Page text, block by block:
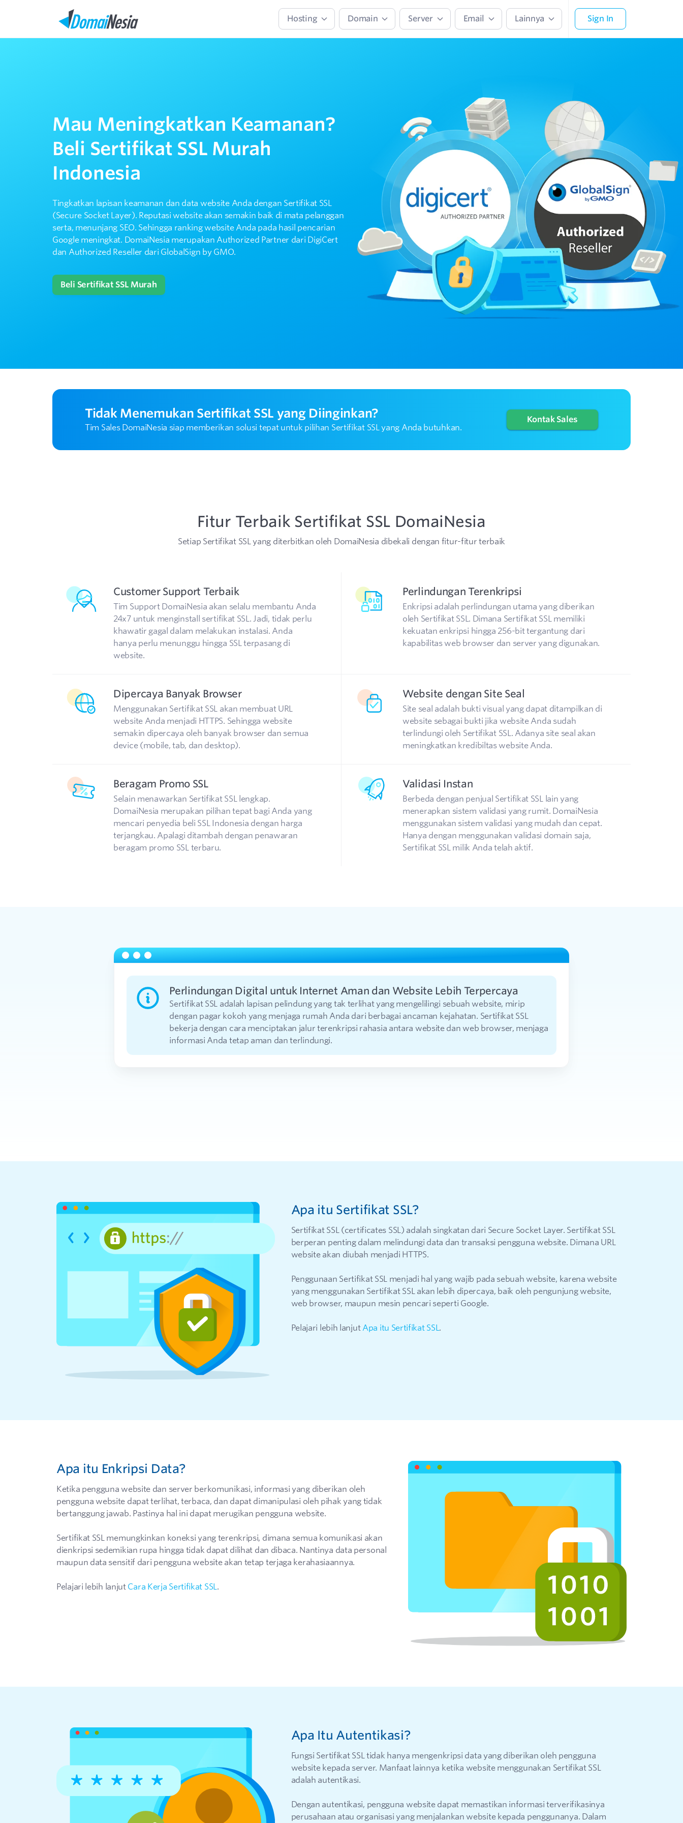
Hosting Domain Server Email Lainnya Sign In
Mau Meningkatkan Keamanan?
Beli Sertifikat SSL Murah
Indonesia
Tingkatkan lapisan keamanan dan data website Anda dengan Sertifikat SSL
(Secure Socket Layer). Reputasi website akan semakin baik di mata pelanggan
serta, menunjang SEO. Sehingga ranking website Anda pada hasil pencarian
Google meningkat. DomaiNesia merupakan Authorized Partner dari DigiCert
dan Authorized Reseller dari GlobalSign by GMO.
Beli Sertifikat SSL Murah
Tidak Menemukan Sertifikat SSL yang Diinginkan?
Tim Sales DomaiNesia siap memberikan solusi tepat untuk pilihan Sertifikat SSL yang Anda butuhkan.
Kontak Sales
Fitur Terbaik Sertifikat SSL DomaiNesia
Setiap Sertifikat SSL yang diterbitkan oleh DomaiNesia dibekali dengan fitur-fitur terbaik
Customer Support Terbaik
Tim Support DomaiNesia akan selalu membantu Anda
24x7 untuk menginstall sertifikat SSL. Jadi, tidak perlu
khawatir gagal dalam melakukan instalasi. Anda
hanya perlu menunggu hingga SSL terpasang di
website.
Perlindungan Terenkripsi
Enkripsi adalah perlindungan utama yang diberikan
oleh Sertifikat SSL. Dimana Sertifikat SSL memiliki
kekuatan enkripsi hingga 256-bit tergantung dari
kapabilitas web browser dan server yang digunakan.
Dipercaya Banyak Browser
Menggunakan Sertifikat SSL akan membuat URL
website Anda menjadi HTTPS. Sehingga website
semakin dipercaya oleh banyak browser dan semua
device (mobile, tab, dan desktop).
Website dengan Site Seal
Site seal adalah bukti visual yang dapat ditampilkan di
website sebagai bukti jika website Anda sudah
terlindungi oleh Sertifikat SSL. Adanya site seal akan
meningkatkan kredibiltas website Anda.
Beragam Promo SSL
Selain menawarkan Sertifikat SSL lengkap.
DomaiNesia merupakan pilihan tepat bagi Anda yang
mencari penyedia beli SSL Indonesia dengan harga
terjangkau. Apalagi ditambah dengan penawaran
beragam promo SSL terbaru.
Validasi Instan
Berbeda dengan penjual Sertifikat SSL lain yang
menerapkan sistem validasi yang rumit. DomaiNesia
menggunakan sistem validasi yang mudah dan cepat.
Hanya dengan menggunakan validasi domain saja,
Sertifikat SSL milik Anda telah aktif.
Perlindungan Digital untuk Internet Aman dan Website Lebih Terpercaya
Sertifikat SSL adalah lapisan pelindung yang tak terlihat yang mengelilingi sebuah website, mirip
dengan pagar kokoh yang menjaga rumah Anda dari berbagai ancaman kejahatan. Sertifikat SSL
bekerja dengan cara menciptakan jalur terenkripsi rahasia antara website dan web browser, menjaga
informasi Anda tetap aman dan terlindungi.
Apa itu Sertifikat SSL?
Sertifikat SSL (certificates SSL) adalah singkatan dari Secure Socket Layer. Sertifikat SSL
berperan penting dalam melindungi data dan transaksi pengguna website. Dimana URL
website akan diubah menjadi HTTPS.
Penggunaan Sertifikat SSL menjadi hal yang wajib pada sebuah website, karena website
yang menggunakan Sertifikat SSL akan lebih dipercaya, baik oleh pengunjung website,
web browser, maupun mesin pencari seperti Google.
Pelajari lebih lanjut Apa itu Sertifikat SSL.
Apa itu Enkripsi Data?
Ketika pengguna website dan server berkomunikasi, informasi yang diberikan oleh
pengguna website dapat terlihat, terbaca, dan dapat dimanipulasi oleh pihak yang tidak
bertanggung jawab. Pastinya hal ini dapat merugikan pengguna website.
Sertifikat SSL memungkinkan koneksi yang terenkripsi, dimana semua komunikasi akan
dienkripsi sedemikian rupa hingga tidak dapat dilihat dan dibaca. Nantinya data personal
maupun data sensitif dari pengguna website akan tetap terjaga kerahasiaannya.
Pelajari lebih lanjut Cara Kerja Sertifikat SSL.
Apa Itu Autentikasi?
Fungsi Sertifikat SSL tidak hanya mengenkripsi data yang diberikan oleh pengguna
website kepada server. Manfaat lainnya ketika website menggunakan Sertifikat SSL
adalah autentikasi.
Dengan autentikasi, pengguna website dapat memastikan informasi terverifikasinya
perusahaan atau organisasi yang menjalankan website kepada penggunanya. Dalam